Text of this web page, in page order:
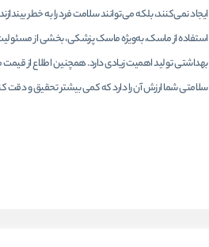
ایجاد نمی‌کنند، بلکه می‌توانند سلامت فرد را به خطر
استفاده از ماسک، به‌ویژه ماسک پزشکی، بخشی از
بهداشتی تولید اهمیت زیادی دارد. همچنین اطلاع از
سلامتی شما ارزش آن را دارد که کمی بیشتر تحقیق و دقت